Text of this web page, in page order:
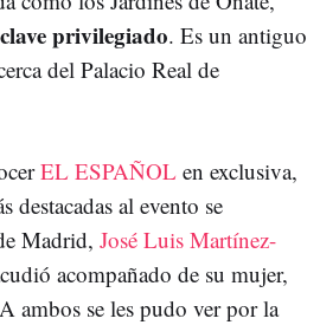
privilegiado. Es un antiguo
del Palacio Real de
EL ESPAÑOL en exclusiva,
destacadas al evento se
Madrid, José Luis Martínez-
acompañado de su mujer,
ambos se les pudo ver por la